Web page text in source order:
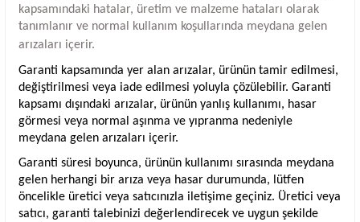
kapsamındaki hatalar, üretim ve malzeme hataları olarak
tanımlanır ve normal kullanım koşullarında meydana gelen
arızaları içerir.
Garanti kapsamında yer alan arızalar, ürünün tamir edilmesi,
değiştirilmesi veya iade edilmesi yoluyla çözülebilir. Garanti
kapsamı dışındaki arızalar, ürünün yanlış kullanımı, hasar
görmesi veya normal aşınma ve yıpranma nedeniyle
meydana gelen arızaları içerir.
Garanti süresi boyunca, ürünün kullanımı sırasında meydana
gelen herhangi bir arıza veya hasar durumunda, lütfen
öncelikle üretici veya satıcınızla iletişime geçiniz. Üretici veya
satıcı, garanti talebinizi değerlendirecek ve uygun şekilde